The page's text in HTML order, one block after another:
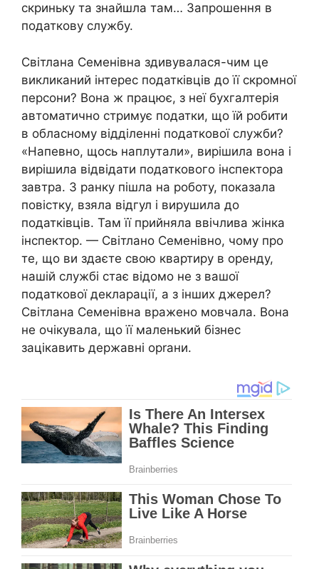
скриньку та знайшла там… Запрошення в
податкову службу.
Світлана Семенівна здивувалася-чим це
викликаний інтерес податківців до її скромної
персони? Вона ж працює, з неї бухгалтерія
автоматично стримує податки, що їй робити
в обласному відділенні податкової служби?
«Напевно, щось наплутали», вирішила вона і
вирішила відвідати податкового інспектора
завтра. З ранку пішла на роботу, показала
повістку, взяла відгул і вирушила до
податківців. Там її прийняла ввічлива жінка
інспектор. — Світлано Семенівно, чому про
те, що ви здаєте свою квартиру в оренду,
нашій службі стає відомо не з вашої
податкової декларації, а з інших джерел?
Світлана Семенівна вражено мовчала. Вона
не очікувала, що її маленький бізнес
зацікавить державні орrани.